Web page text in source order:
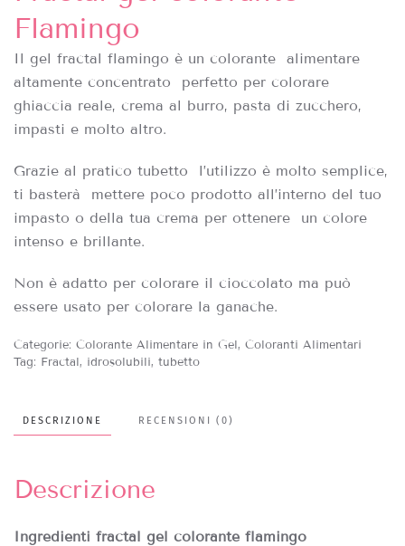
Flamingo
Il gel fractal flamingo è un colorante alimentare
altamente concentrato perfetto per colorare
ghiaccia reale, crema al burro, pasta di zucchero,
impasti e molto altro.
Grazie al pratico tubetto l’utilizzo è molto semplice,
ti basterà mettere poco prodotto all’interno del tuo
impasto o della tua crema per ottenere un colore
intenso e brillante.
Non è adatto per colorare il cioccolato ma può
essere usato per colorare la ganache.
Categorie: Colorante Alimentare in Gel, Coloranti Alimentari
Tag: Fractal, idrosolubili, tubetto
DESCRIZIONE RECENSIONI (0)
Descrizione
Ingredienti fractal gel colorante flamingo